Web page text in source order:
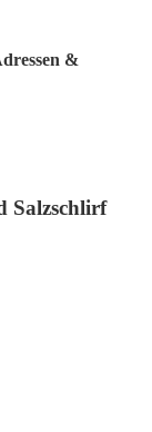
&
Salzschlirf